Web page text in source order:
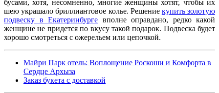
бусами, хотя, несомненно, многие женщины хотят, чтобы их
шею украшало бриллиантовое колье. Решение купить золотую
подвеску в Екатеринбурге вполне оправдано, редко какой
женщине не придется по вкусу такой подарок. Подвеска будет
хорошо смотреться с ожерельем или цепочкой.
Майри Парк отель: Воплощение Роскоши и Комфорта в
Сердце Архыза
Заказ букета с доставкой